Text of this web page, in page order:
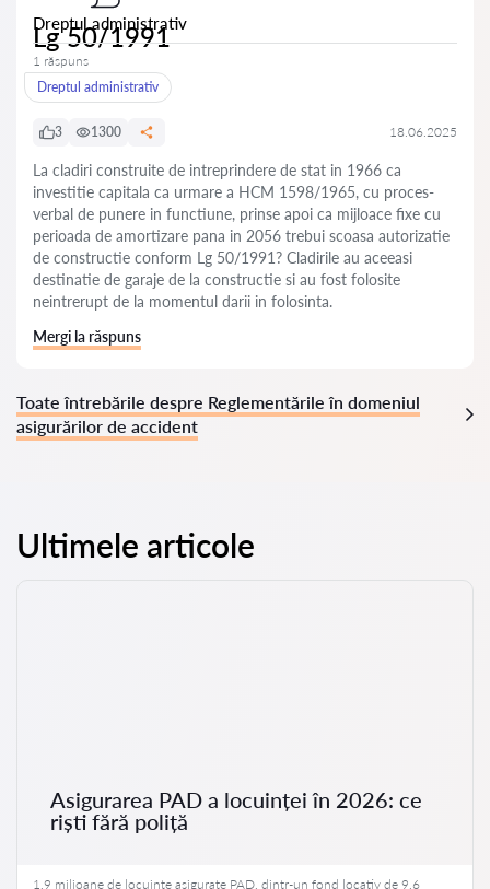
Dreptul administrativ
Lg 50/1991
1 răspuns
Dreptul administrativ
3 1300 18.06.2025
La cladiri construite de intreprindere de stat in 1966 ca
investitie capitala ca urmare a HCM 1598/1965, cu proces-
verbal de punere in functiune, prinse apoi ca mijloace fixe cu
perioada de amortizare pana in 2056 trebui scoasa autorizatie
de constructie conform Lg 50/1991? Cladirile au aceeasi
destinatie de garaje de la constructie si au fost folosite
neintrerupt de la momentul darii in folosinta.
Mergi la răspuns
Toate întrebările despre Reglementările în domeniul
asigurărilor de accident
Ultimele articole
Asigurarea PAD a locuinței în 2026: ce
riști fără poliță
1,9 milioane de locuințe asigurate PAD, dintr-un fond locativ de 9,6